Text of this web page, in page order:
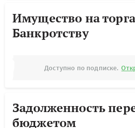
Имущество на
Банкротству
Доступно по подписке.
Задолженность
бюджетом